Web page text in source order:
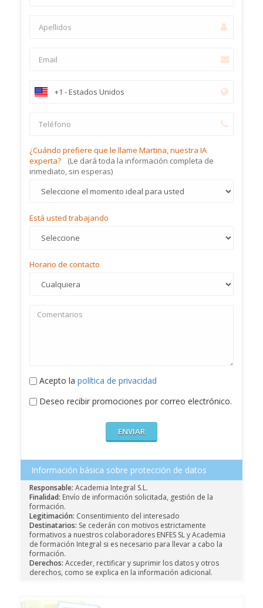
¿Cuándo prefiere que le llame Martina, nuestra IA
experta?
(Le dará toda la información completa de
inmediato, sin esperas)
Está usted trabajando
Horario de contacto
Acepto la política de privacidad
Deseo recibir promociones por correo electrónico.
Información básica sobre protección de datos
Responsable: Academia Integral S.L.
Finalidad: Envío de información solicitada, gestión de la
formación.
Legitimación: Consentimiento del interesado
Destinatarios: Se cederán con motivos estrictamente
formativos a nuestros colaboradores ENFES SL y Academia
de formación Integral si es necesario para llevar a cabo la
formación.
Derechos: Acceder, rectificar y suprimir los datos y otros
derechos, como se explica en la información adicional.